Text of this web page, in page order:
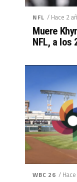
NFL / Hace 2
Muere
NFL, a los
WBC 26 /